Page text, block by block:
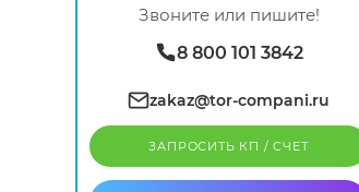
Звоните или пишите!
8 800 101 3842
zakaz@tor-compani.ru
ЗАПРОСИТЬ КП / CЧЕТ